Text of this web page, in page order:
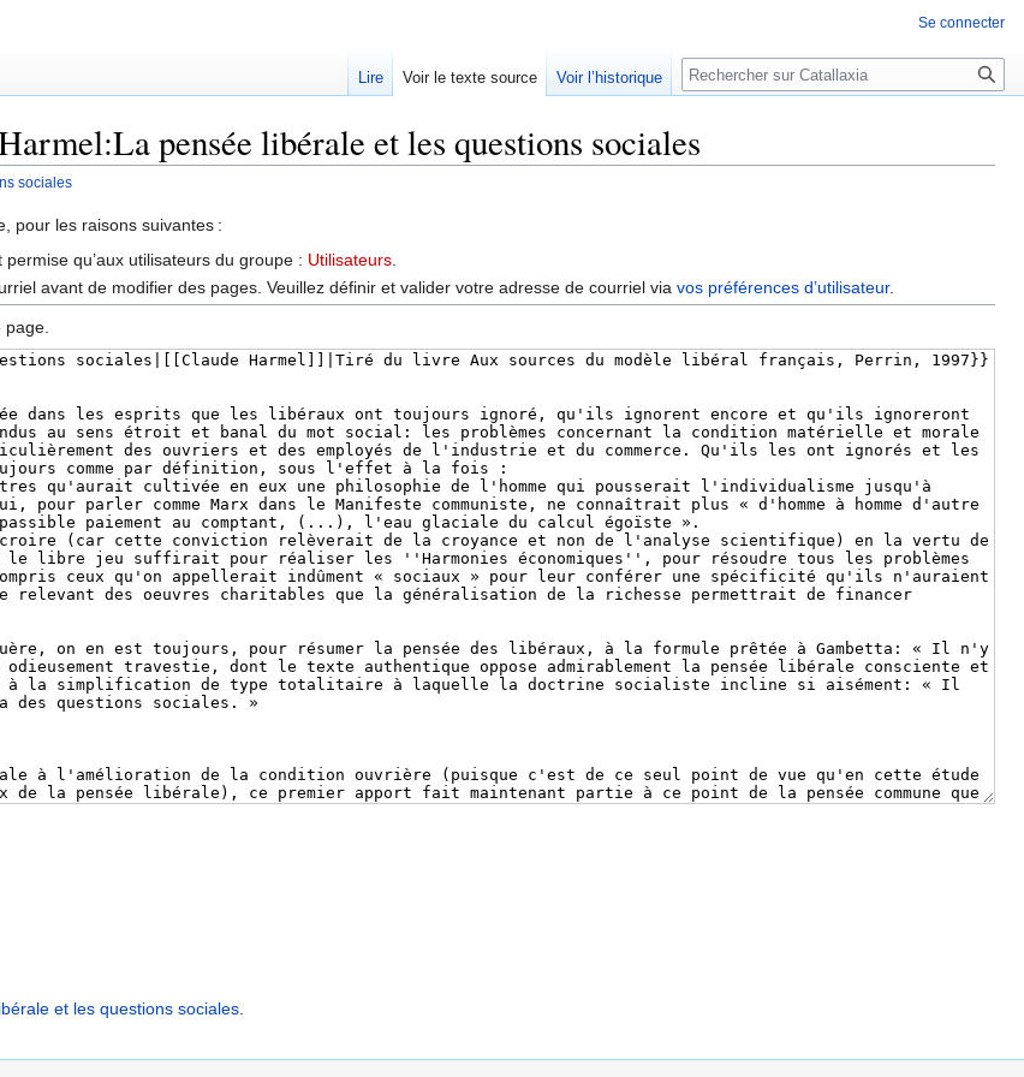
pensée libérale et les questions sociales
sociales
pour les raisons suivantes :
permise qu’aux utilisateurs du groupe : Utilisateurs
avant de modifier des pages. Veuillez définir et valider votre adresse de courriel viavos préférences d’utilisateur.
et les questions sociales
Se connecter
Lire Voir le texte source Voir l’historique Rechercher